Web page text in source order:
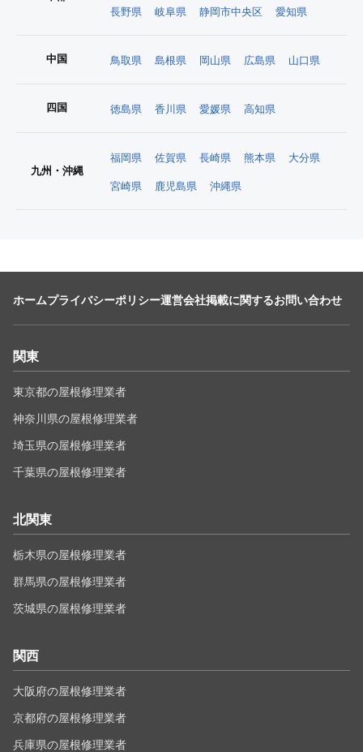
長野県
岐阜県 静岡市中央区 愛知県
中国 鳥取県 島根県 岡山県 広島県 山口県
四国 徳島県 香川県 愛媛県 高知県
九州・沖縄
福岡県 佐賀県 長崎県 熊本県 大分県
宮崎県 鹿児島県 沖縄県
ホームプライバシーポリシー運営会社掲載に関するお問い合わせ
関東
東京都の屋根修理業者
神奈川県の屋根修理業者
埼玉県の屋根修理業者
千葉県の屋根修理業者
北関東
栃木県の屋根修理業者
群馬県の屋根修理業者
茨城県の屋根修理業者
関西
大阪府の屋根修理業者
京都府の屋根修理業者
兵庫県の屋根修理業者